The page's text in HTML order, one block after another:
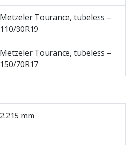
Metzeler Tourance, tubeless –
110/80R19
Metzeler Tourance, tubeless –
150/70R17
2.215 mm